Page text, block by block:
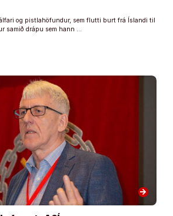
og pistlahöfundur, sem flutti burt frá Íslandi til
samið drápu sem hann …
arrow_forward